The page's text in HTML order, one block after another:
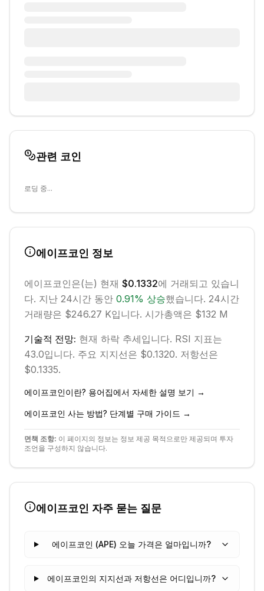
관련 코인
로딩 중...
에이프코인 정보
에이프코인은(는) 현재 $0.1332에 거래되고 있습니
다. 지난 24시간 동안 0.91% 상승했습니다. 24시간
거래량은 $246.27 K입니다. 시가총액은 $132 M
기술적 전망: 현재 하락 추세입니다. RSI 지표는
43.0입니다. 주요 지지선은 $0.1320. 저항선은
$0.1335.
에이프코인이란? 용어집에서 자세한 설명 보기 →
에이프코인 사는 방법? 단계별 구매 가이드 →
면책 조항: 이 페이지의 정보는 정보 제공 목적으로만 제공되며 투자
조언을 구성하지 않습니다.
에이프코인 자주 묻는 질문
에이프코인 (APE) 오늘 가격은 얼마입니까?
에이프코인의 지지선과 저항선은 어디입니까?